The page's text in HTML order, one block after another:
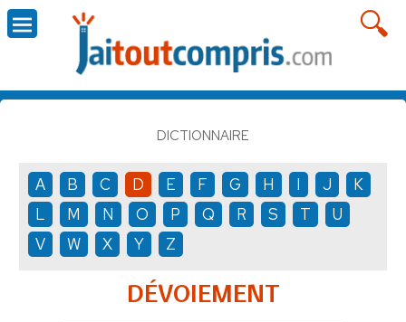
DICTIONNAIRE
A B C D E F G H I J
K
L
M N O P Q R S T
U
V
W X Y Z
DÉVOIEMENT